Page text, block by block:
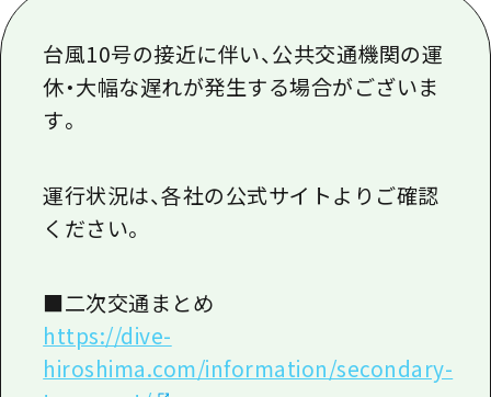
ユニバーサルツーリズム
ガイドブック
よくあるご質問
関連リンク
台風10号の接近に伴い、公共交通機関の運
休・大幅な遅れが発生する場合がございま
す。
運行状況は、各社の公式サイトよりご確認
ください。
■二次交通まとめ
https://dive-
hiroshima.com/information/secondary-